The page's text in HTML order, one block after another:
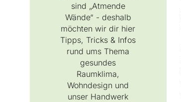
sind „Atmende
Wände“ - deshalb
möchten wir dir hier
Tipps, Tricks & Infos
rund ums Thema
gesundes
Raumklima,
Wohndesign und
unser Handwerk